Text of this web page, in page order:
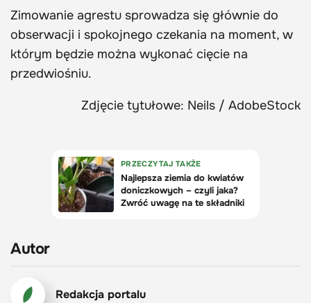
Zimowanie agrestu sprowadza się głównie do
obserwacji i spokojnego czekania na moment, w
którym będzie można wykonać cięcie na
przedwiośniu.
Zdjęcie tytułowe: Neils / AdobeStock
Autor
Redakcja portalu